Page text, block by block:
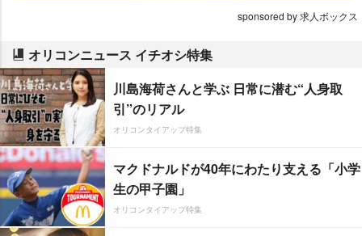
sponsored by 求人ボックス
オリコンニュース イチオシ特集
川島海荷さんと学ぶ 日常に潜む“人身取
引”のリアル
オリコンタイアップ特集
マクドナルドが40年にわたり支える「小学
生の甲子園」
オリコンタイアップ特集